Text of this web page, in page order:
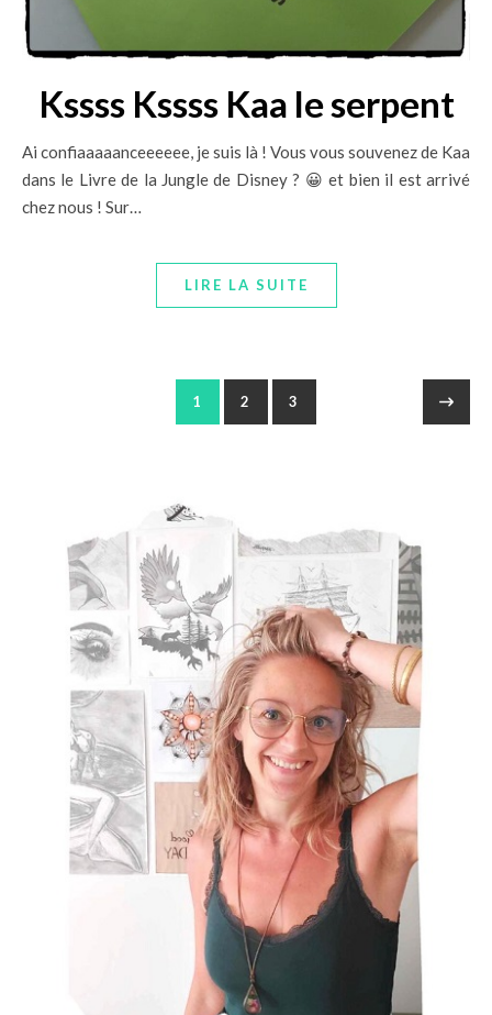
Kssss Kssss Kaa le serpent
Ai confiaaaaanceeeeee, je suis là ! Vous vous souvenez de Kaa
dans le Livre de la Jungle de Disney ? 😀 et bien il est arrivé
chez nous ! Sur…
LIRE LA SUITE
1 2 3